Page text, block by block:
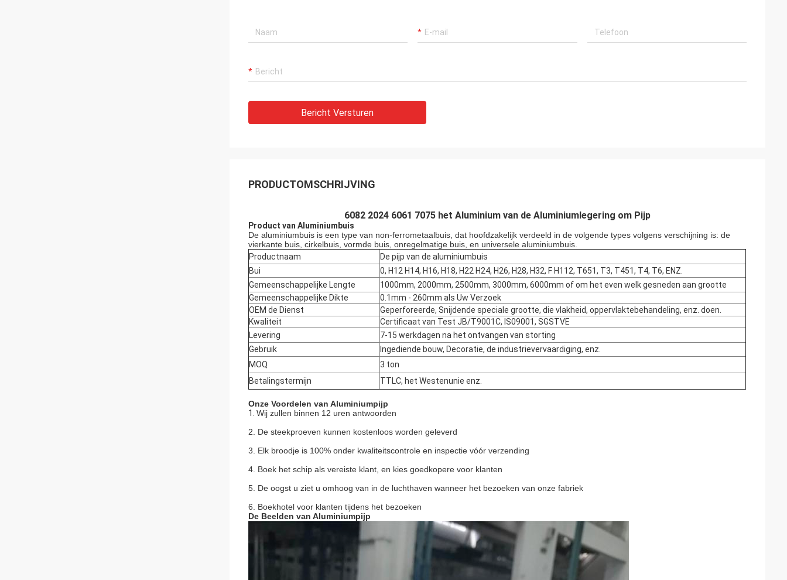
Bericht Versturen
PRODUCTOMSCHRIJVING
6082 2024 6061 7075 het Aluminium van de Aluminiumlegering om Pijp
Product van Aluminiumbuis
De aluminiumbuis is een type van non-ferrometaalbuis, dat hoofdzakelijk verdeeld in de volgende types volgens verschijning is: de
vierkante buis, cirkelbuis, vormde buis, onregelmatige buis, en universele aluminiumbuis.
Productnaam
De pijp van de aluminiumbuis
Bui
0, H12 H14, H16, H18, H22 H24, H26, H28, H32, F H112, T651, T3, T451, T4, T6, ENZ.
Gemeenschappelijke Lengte
1000mm, 2000mm, 2500mm, 3000mm, 6000mm of om het even welk gesneden aan grootte
Gemeenschappelijke Dikte
0.1mm - 260mm als Uw Verzoek
OEM de Dienst
Geperforeerde, Snijdende speciale grootte, die vlakheid, oppervlaktebehandeling, enz. doen.
Kwaliteit
Certificaat van Test JB/T9001C, IS09001, SGSTVE
Levering
7-15 werkdagen na het ontvangen van storting
Gebruik
Ingediende bouw, Decoratie, de industrievervaardiging, enz.
MOQ
3 ton
Betalingstermijn
TTLC, het Westenunie enz.
Onze Voordelen van Aluminiumpijp
1. Wij zullen binnen 12 uren antwoorden
2. De steekproeven kunnen kostenloos worden geleverd
3. Elk broodje is 100% onder kwaliteitscontrole en inspectie vóór verzending
4. Boek het schip als vereiste klant, en kies goedkopere voor klanten
5. De oogst u ziet u omhoog van in de luchthaven wanneer het bezoeken van onze fabriek
6. Boekhotel voor klanten tijdens het bezoeken
De Beelden van Aluminiumpijp